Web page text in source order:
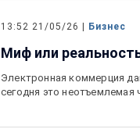
13:52 21/05/26 | Бизнес
Миф или
Электронная коммерция
сегодня это